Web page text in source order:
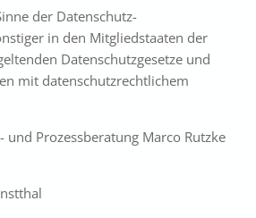
der Datenschutz-
in den Mitgliedstaaten der
Datenschutzgesetze und
mit datenschutzrechtlichem
und Prozessberatung Marco Rutzke